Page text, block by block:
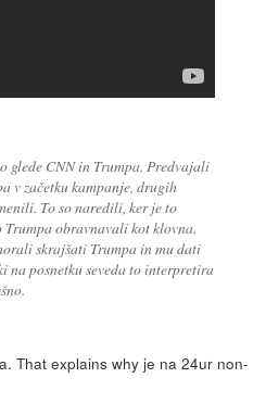
glede CNN in Trumpa. Predvajali
v začetku kampanje, drugih
To so naredili, ker je to
obravnavali kot klovna.
skrajšati Trumpa in mu dati
na posnetku seveda to interpretira
That explains why je na 24ur non-